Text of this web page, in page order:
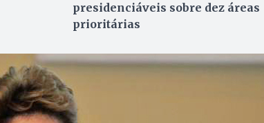
presidenciáveis sobre dez áreas
prioritárias